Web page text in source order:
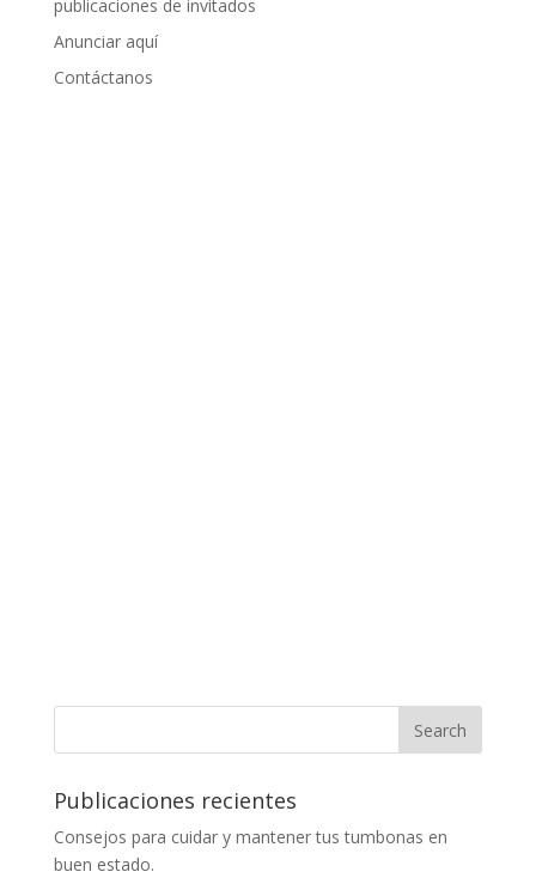
publicaciones de invitados
Anunciar aquí
Contáctanos
Publicaciones recientes
Consejos para cuidar y mantener tus tumbonas en
buen estado.